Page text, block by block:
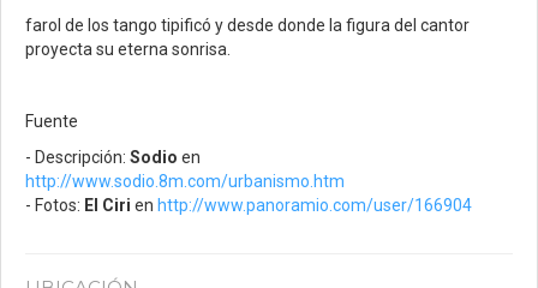
farol de los tango tipificó y desde donde la figura del cantor
proyecta su eterna sonrisa.
Fuente
- Descripción: Sodio en
http://www.sodio.8m.com/urbanismo.htm
- Fotos: El Ciri en http://www.panoramio.com/user/166904